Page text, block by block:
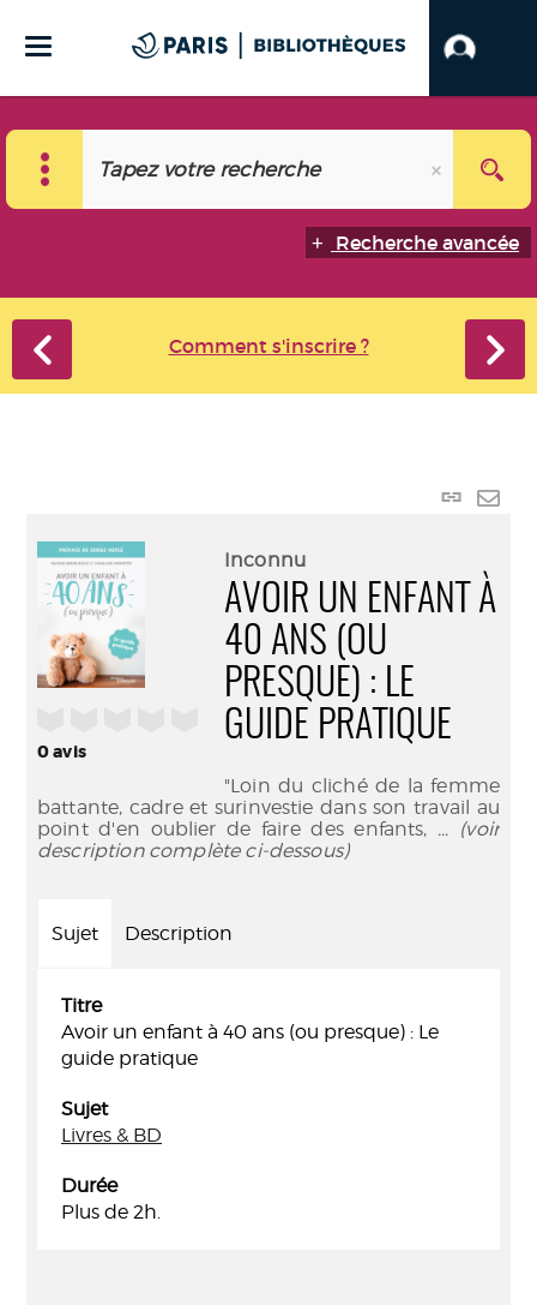
Recherche avancée
Comment s'inscrire ?
Lien
mail
0avis
Inconnu
AVOIR UN ENFANT À
40 ANS (OU
PRESQUE) : LE
GUIDE PRATIQUE
"Loin du cliché de la femme
battante, cadre et surinvestie dans son travail au
point d'en oublier de faire des enfants, ... (voir
description complète ci-dessous)
Sujet Description
Titre
Avoir un enfant à 40 ans (ou presque) : Le
guide pratique
Sujet
Livres & BD
Durée
Plus de 2h.